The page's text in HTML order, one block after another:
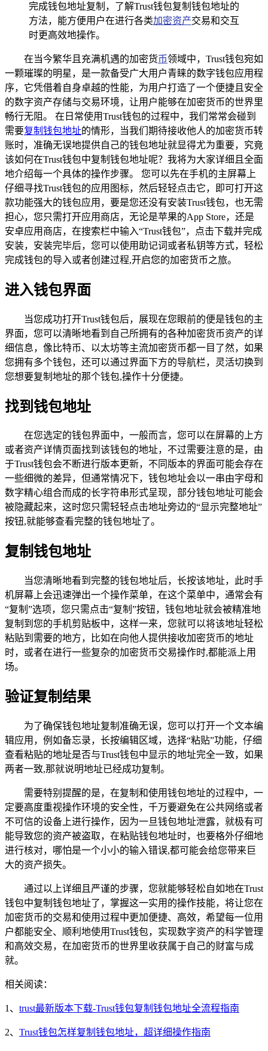
完成钱包地址复制，了解Trust钱包复制钱包地址的
方法，能方便用户在进行各类加密资产交易和交互
时更高效地操作。
在当今繁华且充满机遇的加密货币领域中，Trust钱包宛如
一颗璀璨的明星，是一款备受广大用户青睐的数字钱包应用程
序，它凭借着自身卓越的性能，为用户打造了一个便捷且安全
的数字资产存储与交易环境，让用户能够在加密货币的世界里
畅行无阻。 在日常使用Trust钱包的过程中，我们常常会碰到
需要复制钱包地址的情形，当我们期待接收他人的加密货币转
账时，准确无误地提供自己的钱包地址就显得尤为重要，究竟
该如何在Trust钱包中复制钱包地址呢？我将为大家详细且全面
地介绍每一个具体的操作步骤。 您可以先在手机的主屏幕上
仔细寻找Trust钱包的应用图标，然后轻轻点击它，即可打开这
款功能强大的钱包应用，要是您还没有安装Trust钱包，也无需
担心，您只需打开应用商店，无论是苹果的App Store，还是
安卓应用商店，在搜索栏中输入“Trust钱包”，点击下载并完成
安装，安装完毕后，您可以使用助记词或者私钥等方式，轻松
完成钱包的导入或者创建过程,开启您的加密货币之旅。
进入钱包界面
当您成功打开Trust钱包后，展现在您眼前的便是钱包的主
界面，您可以清晰地看到自己所拥有的各种加密货币资产的详
细信息，像比特币、以太坊等主流加密货币都一目了然，如果
您拥有多个钱包，还可以通过界面下方的导航栏，灵活切换到
您想要复制地址的那个钱包,操作十分便捷。
找到钱包地址
在您选定的钱包界面中，一般而言，您可以在屏幕的上方
或者资产详情页面找到该钱包的地址，不过需要注意的是，由
于Trust钱包会不断进行版本更新，不同版本的界面可能会存在
一些细微的差异，但通常情况下，钱包地址会以一串由字母和
数字精心组合而成的长字符串形式呈现，部分钱包地址可能会
被隐藏起来，这时您只需轻轻点击地址旁边的“显示完整地址”
按钮,就能够查看完整的钱包地址了。
复制钱包地址
当您清晰地看到完整的钱包地址后，长按该地址，此时手
机屏幕上会迅速弹出一个操作菜单，在这个菜单中，通常会有
“复制”选项，您只需点击“复制”按钮，钱包地址就会被精准地
复制到您的手机剪贴板中，这样一来，您就可以将该地址轻松
粘贴到需要的地方，比如在向他人提供接收加密货币的地址
时，或者在进行一些复杂的加密货币交易操作时,都能派上用
场。
验证复制结果
为了确保钱包地址复制准确无误，您可以打开一个文本编
辑应用，例如备忘录，长按编辑区域，选择“粘贴”功能，仔细
查看粘贴的地址是否与Trust钱包中显示的地址完全一致，如果
两者一致,那就说明地址已经成功复制。
需要特别提醒的是，在复制和使用钱包地址的过程中，一
定要高度重视操作环境的安全性，千万要避免在公共网络或者
不可信的设备上进行操作，因为一旦钱包地址泄露，就极有可
能导致您的资产被盗取，在粘贴钱包地址时，也要格外仔细地
进行核对，哪怕是一个小小的输入错误,都可能会给您带来巨
大的资产损失。
通过以上详细且严谨的步骤，您就能够轻松自如地在Trust
钱包中复制钱包地址了，掌握这一实用的操作技能，将让您在
加密货币的交易和使用过程中更加便捷、高效，希望每一位用
户都能安全、顺利地使用Trust钱包，实现数字资产的科学管理
和高效交易，在加密货币的世界里收获属于自己的财富与成
就。
相关阅读：
1、 trust最新版本下载-Trust钱包复制钱包地址全流程指南
2、 Trust钱包怎样复制钱包地址，超详细操作指南